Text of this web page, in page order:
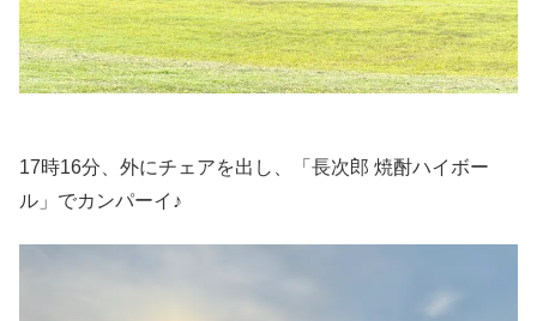
17時16分、外にチェアを出し、「長次郎 焼酎ハイボー
ル」でカンパーイ♪